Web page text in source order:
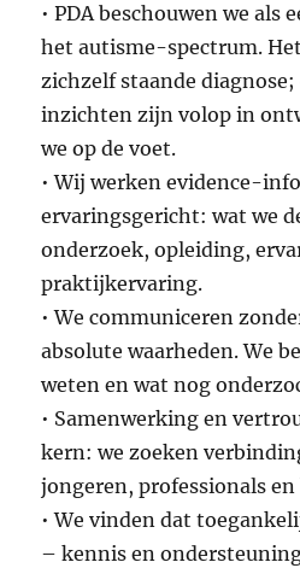
• PDA beschouwen we als
het autisme-spectrum.
zichzelf staande
inzichten zijn volop in
we op de voet.
• Wij werken evidence-
ervaringsgericht: wat we
onderzoek, opleiding,
praktijkervaring.
• We communiceren
absolute waarheden. We
weten en wat nog
• Samenwerking en
kern: we zoeken
jongeren, professionals en
• We vinden dat
– kennis en